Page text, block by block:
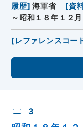
履歴] 海軍省 [資
～昭和１８年１２月
[レファレンスコー
3